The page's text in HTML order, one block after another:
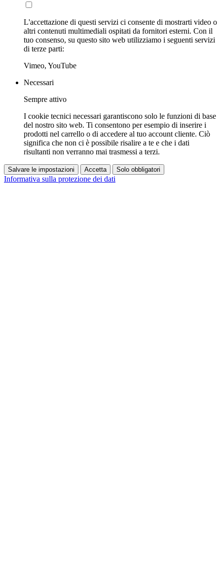
L'accettazione di questi servizi ci consente di mostrarti video o
altri contenuti multimediali ospitati da fornitori esterni. Con il
tuo consenso, su questo sito web utilizziamo i seguenti servizi
di terze parti:
Vimeo, YouTube
Necessari
Sempre attivo
I cookie tecnici necessari garantiscono solo le funzioni di base
del nostro sito web. Ti consentono per esempio di inserire i
prodotti nel carrello o di accedere al tuo account cliente. Ciò
significa che non ci è possibile risalire a te e che i dati
risultanti non verranno mai trasmessi a terzi.
Salvare le impostazioni Accetta Solo obbligatori
Informativa sulla protezione dei dati